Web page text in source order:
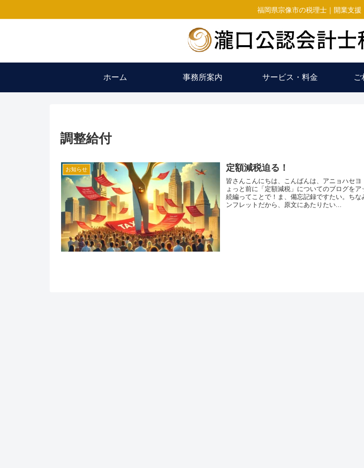
福岡県宗像市の税理士｜開業支援
ホーム 事務所案内 サービス・料金 ご
調整給付
お知らせ 定額減税迫る！
皆さんこんにちは、こんばんは、アニョハセ
ょっと前に「定額減税」についてのブログを
続編ってことで！ま、備忘記録ですたい。ち
ンフレットだから、原文にあたりたい...